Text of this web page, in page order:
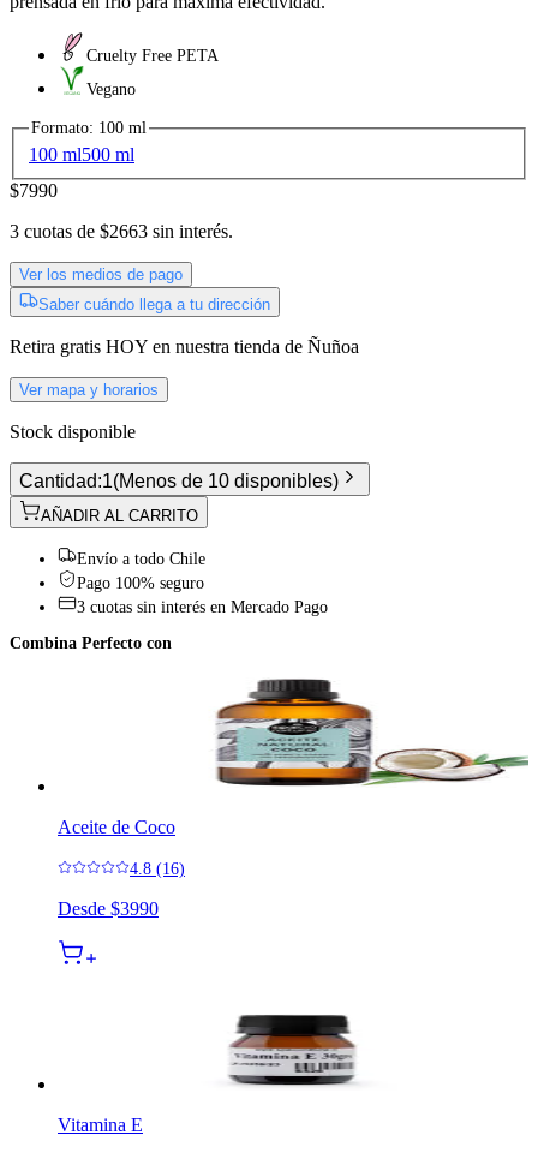
Cruelty Free PETA
Vegano
Formato: 100 ml
100 ml500 ml
$7990
3 cuotas de $2663 sin interés.
Ver los medios de pago
Saber cuándo llega a tu dirección
Retira gratis HOY en nuestra tienda de Ñuñoa
Ver mapa y horarios
Stock disponible
Cantidad:1(Menos de 10 disponibles)
AÑADIR AL CARRITO
Envío a todo Chile
Pago 100% seguro
3 cuotas sin interés en Mercado Pago
Combina Perfecto con
Aceite de Coco
4.8 (16)
Desde $3990
Vitamina E